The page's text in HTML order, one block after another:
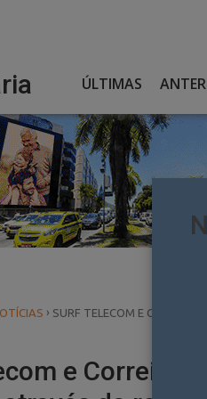
ÚLTIMAS
› SURF TELECOM E
e Correios